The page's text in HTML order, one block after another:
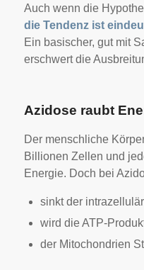
Auch wenn die
die Tendenz ist
Ein basischer, gut mit
erschwert die
Azidose raubt
Der menschliche
Billionen Zellen und
Energie. Doch bei
sinkt der
wird die ATP-
der Mitochondrien